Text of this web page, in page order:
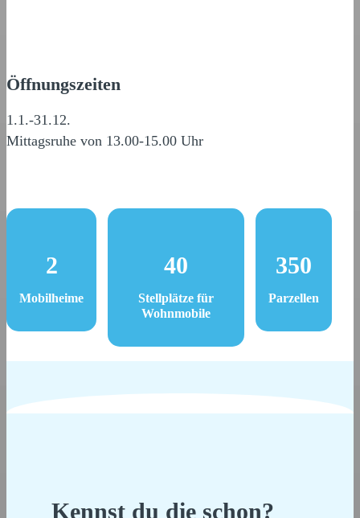
Öffnungszeiten
1.1.-31.12.
Mittagsruhe von 13.00-15.00 Uhr
2
Mobilheime
40
Stellplätze für
Wohnmobile
350
Parzellen
Kennst du die schon?